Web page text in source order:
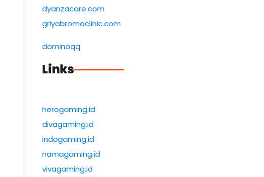
dyanzacare.com
griyabromoclinic.com
dominoqq
Links
herogaming.id
divagaming.id
indogaming.id
namagaming.id
vivagaming.id